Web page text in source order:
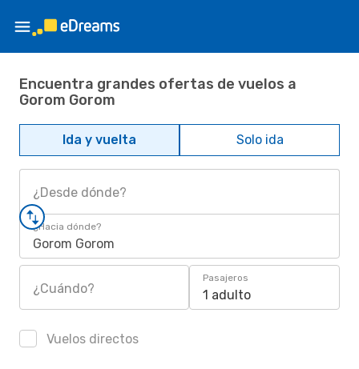
Encuentra grandes ofertas de vuelos a
Gorom Gorom
Ida y vuelta Solo ida
¿Desde dónde?
¿Hacia dónde?
Gorom Gorom
¿Cuándo?
Pasajeros
1 adulto
Vuelos directos